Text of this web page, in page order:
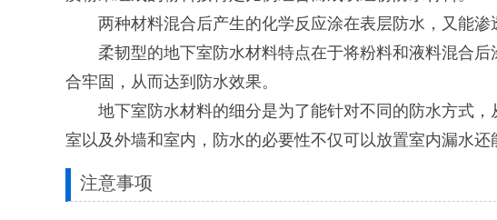
两种材料混合后产生的化学反应涂在表层防水，又能渗
柔韧型的地下室防水材料特点在于将粉料和液料混合后
合牢固，从而达到防水效果。
地下室防水材料的细分是为了能针对不同的防水方式，
室以及外墙和室内，防水的必要性不仅可以放置室内漏水还
注意事项